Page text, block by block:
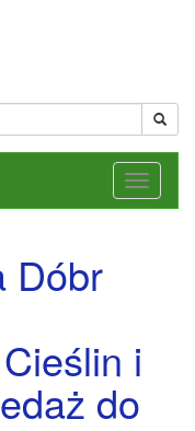
Dóbr
i
do